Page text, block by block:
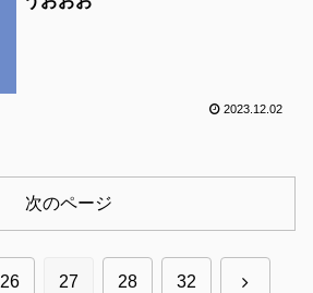
2023.12.02
次のページ
26 27 28 32 次